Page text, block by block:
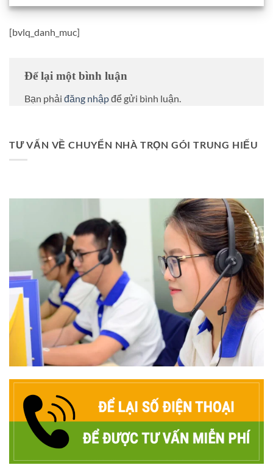
[bvlq_danh_muc]
Để lại một bình luận
Bạn phải đăng nhậpđể gửi bình luận.
TƯ VẤN VỀ CHUYỂN NHÀ TRỌN GÓI TRUNG HIẾU